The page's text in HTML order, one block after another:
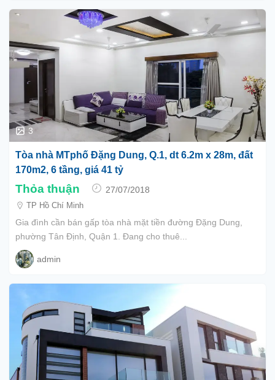
3
Tòa nhà MTphố Đặng Dung, Q.1, dt 6.2m x 28m, đất
170m2, 6 tầng, giá 41 tỷ
Thỏa thuận
27/07/2018
TP Hồ Chí Minh
Gia đình cần bán gấp tòa nhà mặt tiền đường Đặng Dung,
phường Tân Định, Quận 1. Đang cho thuê...
admin